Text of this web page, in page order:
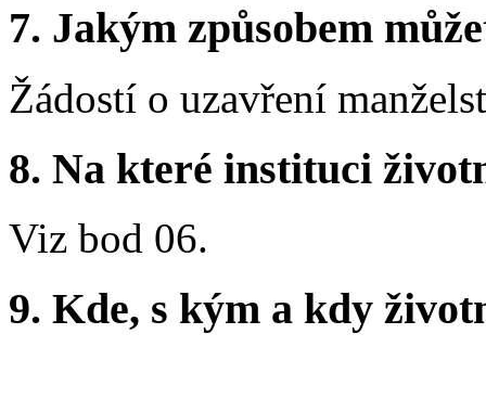
7. Jakým způsobem
Žádostí o uzavření
8. Na které instituci
Viz bod 06.
9. Kde, s kým a kdy